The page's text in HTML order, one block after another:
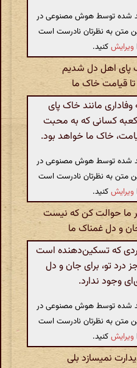
شده توسط هوش مصنوعی در
متن به نظرتان نادرست است
ویرایشکنید.
پای اهل دل شدیم
قیامت خاک ما
مانند خاک پای
کسانی که به محبت
خاک ما خواهد بود.
شده توسط هوش مصنوعی در
متن به نظرتان نادرست است
ویرایشکنید.
ما حوالت کن که نیست
و دل غمناک ما
که تسکین‌دهنده است
درد تو، برای جان و دل
وجود ندارد.
شده توسط هوش مصنوعی در
متن به نظرتان نادرست است
ویرایشکنید.
نمیسازد بلی